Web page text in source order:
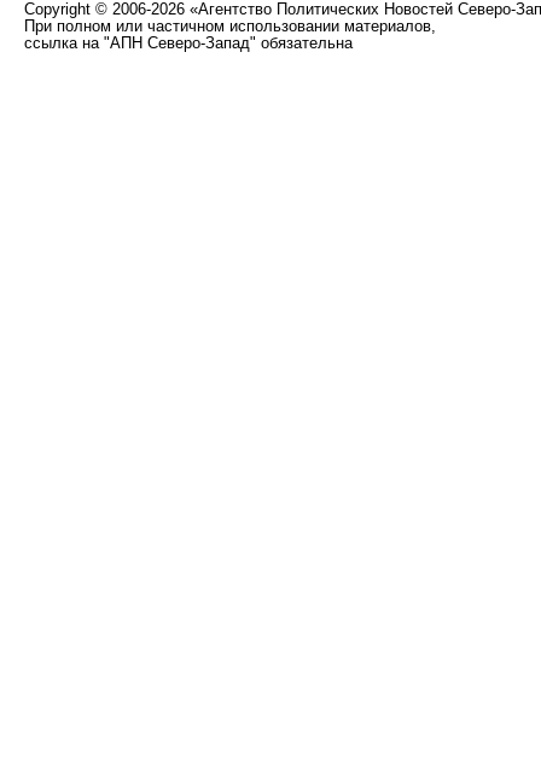
Copyright © 2006-2026 «Агентство Политических Новостей Северо-
При полном или частичном использовании материалов,
ссылка на "АПН Северо-Запад" обязательна